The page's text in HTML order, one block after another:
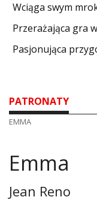
Wciąga swym
​Przerażająca gra
Pasjonująca
PATRONATY
EMMA
Emma
Jean Reno